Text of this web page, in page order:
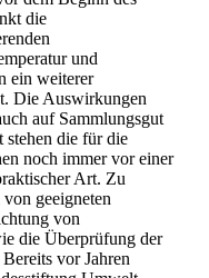
die
und
ein weiterer
Die Auswirkungen
auf Sammlungsgut
die für die
noch immer vor einer
Art. Zu
geeigneten
von
die Überprüfung der
vor Jahren